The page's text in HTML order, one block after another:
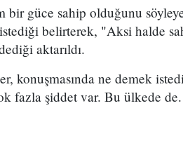
güce sahip olduğunu
belirterek, "Aksi halde
aktarıldı.
konuşmasında ne demek
fazla şiddet var. Bu ülkede